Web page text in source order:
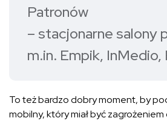
Patronów
– stacjonarne salony
m.in. Empik,
To też bardzo dobry moment, by
mobilny, który miał być